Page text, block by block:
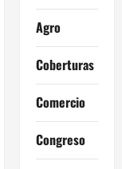
Agro
Coberturas
Comercio
Congreso